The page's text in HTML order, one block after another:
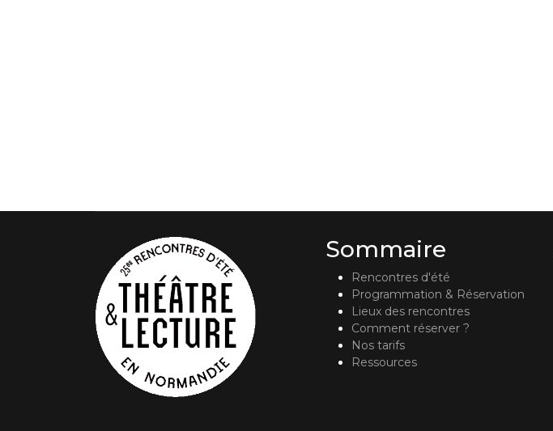
Sommaire
Rencontres d'été
Programmation & Réservation
Lieux des rencontres
Comment réserver ?
Nos tarifs
Ressources